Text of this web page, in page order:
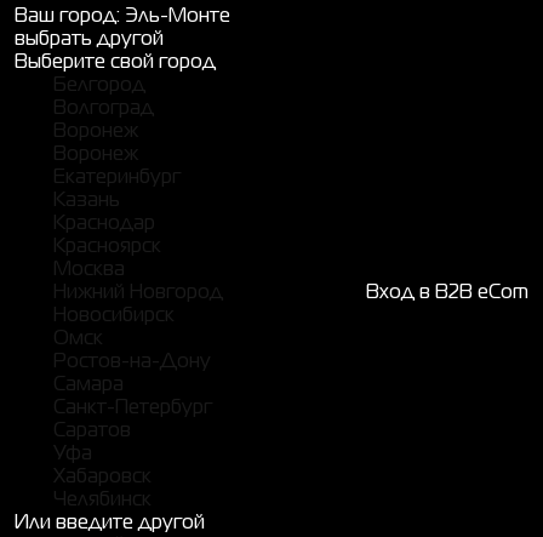
Ваш город: Эль-Монте
выбрать другой
Выберите свой город
Белгород
Волгоград
Воронеж
Воронеж
Екатеринбург
Казань
Краснодар
Красноярск
Москва
Нижний Новгород
Новосибирск
Омск
Ростов-на-Дону
Самара
Санкт-Петербург
Саратов
Уфа
Хабаровск
Челябинск
Или введите другой
Вход в B2B eCom